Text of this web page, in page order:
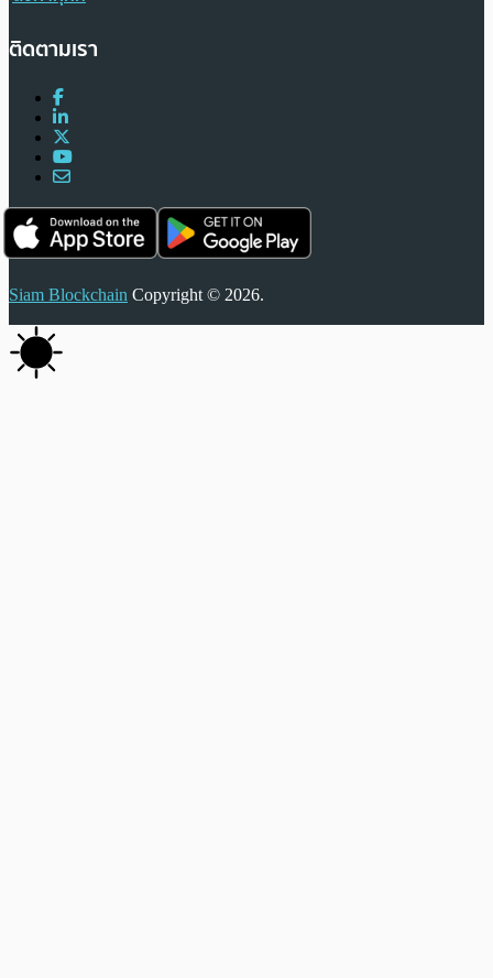
ติดตามเรา
Siam Blockchain Copyright © 2026.